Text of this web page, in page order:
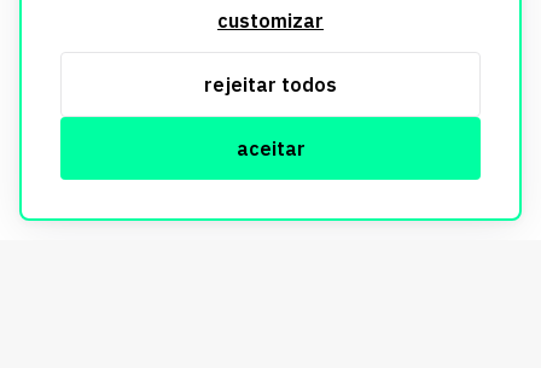
customizar
rejeitar todos
aceitar
segurança. Todos os dados coletados em nosso site são
utilizados exclusivamente para fins de aprimoramento de
informações, consulte nossa Política de Privacidade.
© Copyright Imobi Report. Todos os direitos reservados.
Política de privacidade
mobister